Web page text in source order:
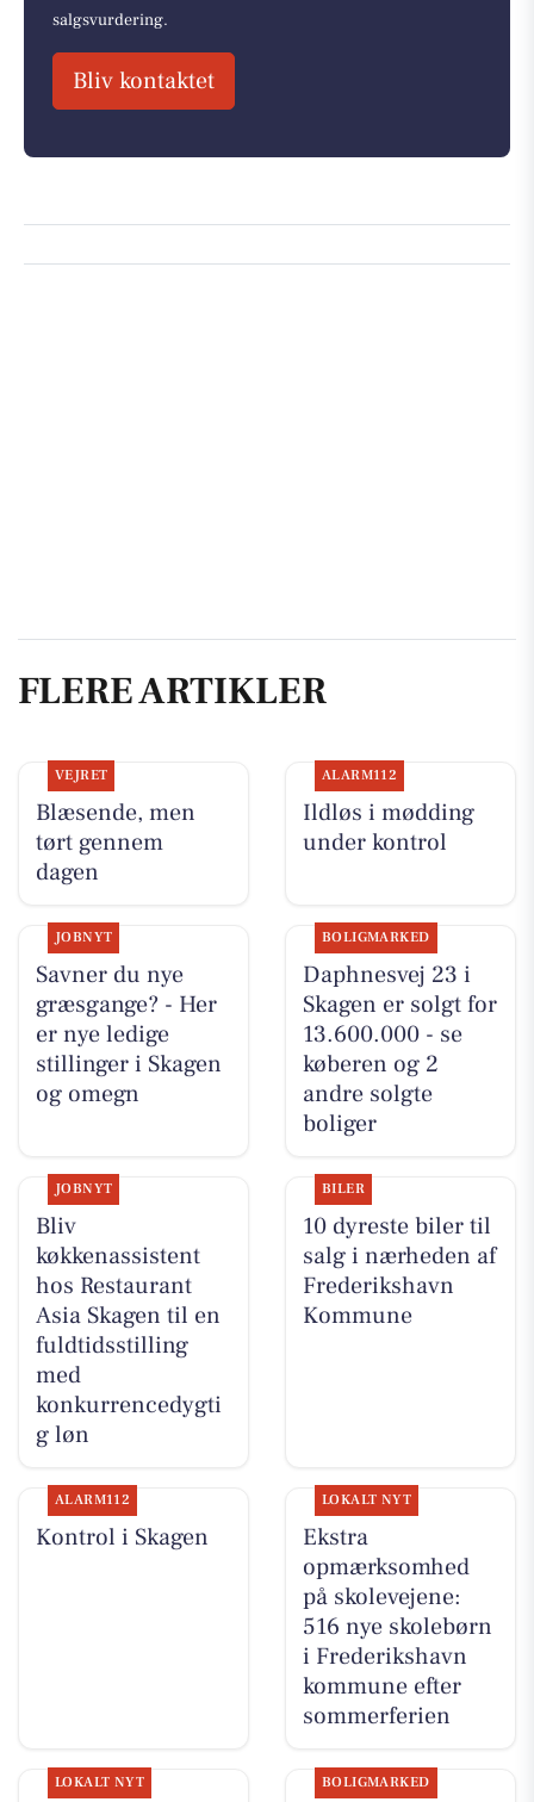
salgsvurdering.
Bliv kontaktet
FLERE ARTIKLER
VEJRET
Blæsende, men
tørt gennem
dagen
ALARM112
Ildløs i mødding
under kontrol
JOBNYT
Savner du nye
græsgange? - Her
er nye ledige
stillinger i Skagen
og omegn
BOLIGMARKED
Daphnesvej 23 i
Skagen er solgt for
13.600.000 - se
køberen og 2
andre solgte
boliger
JOBNYT
Bliv
køkkenassistent
hos Restaurant
Asia Skagen til en
fuldtidsstilling
med
konkurrencedygti
g løn
BILER
10 dyreste biler til
salg i nærheden af
Frederikshavn
Kommune
ALARM112
Kontrol i Skagen
LOKALT NYT
Ekstra
opmærksomhed
på skolevejene:
516 nye skolebørn
i Frederikshavn
kommune efter
sommerferien
LOKALT NYT BOLIGMARKED